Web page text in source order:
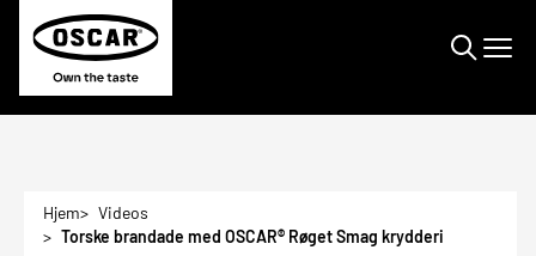
Søge
Hjem
Videos
Torske brandade med OSCAR® Røget Smag krydderi